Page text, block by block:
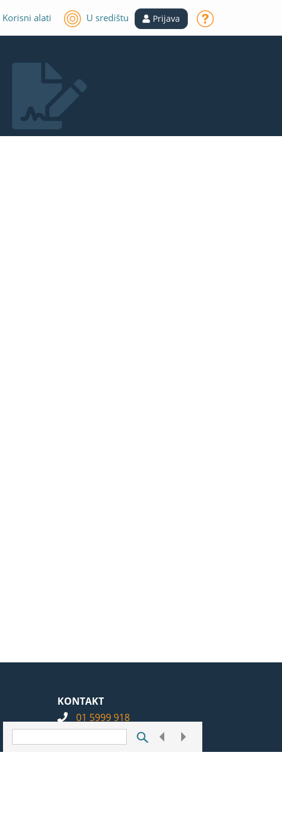
Korisni alati U središtu Prijava
KONTAKT
01 5999 918
info@notarius.hr